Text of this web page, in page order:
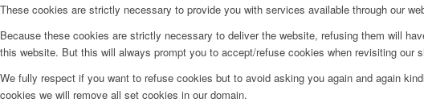
These cookies are strictly necessary to provide you with services available through our
Because these cookies are strictly necessary to deliver the website, refusing them will
this website. But this will always prompt you to accept/refuse cookies when revisiting our
We fully respect if you want to refuse cookies but to avoid asking you again and again
cookies we will remove all set cookies in our domain.